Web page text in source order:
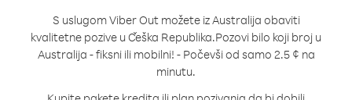
S uslugom Viber Out možete iz Australija obaviti
kvalitetne pozive u Češka Republika.Pozovi bilo koji broj u
Australija - fiksni ili mobilni! - Počevši od samo 2.5 ¢ na
minutu.